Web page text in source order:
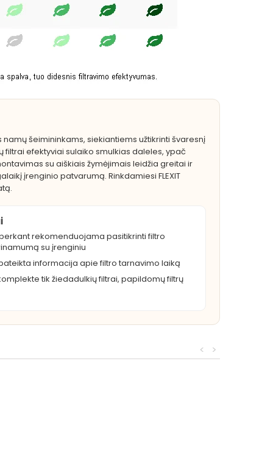
namų šeimininkams, siekiantiems užtikrinti švaresnį
filtrai efektyviai sulaiko smulkias daleles, ypač
su aiškiais žymėjimais leidžia greitai ir
įrenginio patvarumą. Rinkdamiesi FLEXIT
rekomenduojama pasitikrinti filtro
su įrenginiu
informacija apie filtro tarnavimo laiką
tik žiedadulkių filtrai, papildomų filtrų
>
<